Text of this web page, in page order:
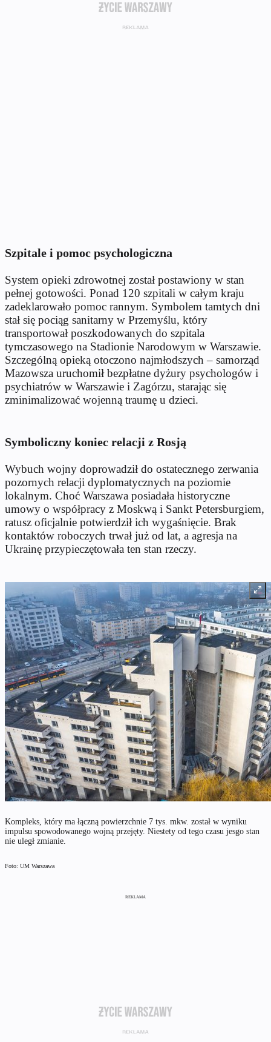
Szpitale i pomoc psychologiczna
System opieki zdrowotnej został postawiony w stan
pełnej gotowości. Ponad 120 szpitali w całym kraju
zadeklarowało pomoc rannym. Symbolem tamtych dni
stał się pociąg sanitarny w Przemyślu, który
transportował poszkodowanych do szpitala
tymczasowego na Stadionie Narodowym w Warszawie.
Szczególną opieką otoczono najmłodszych – samorząd
Mazowsza uruchomił bezpłatne dyżury psychologów i
psychiatrów w Warszawie i Zagórzu, starając się
zminimalizować wojenną traumę u dzieci.
Symboliczny koniec relacji z Rosją
Wybuch wojny doprowadził do ostatecznego zerwania
pozornych relacji dyplomatycznych na poziomie
lokalnym. Choć Warszawa posiadała historyczne
umowy o współpracy z Moskwą i Sankt Petersburgiem,
ratusz oficjalnie potwierdził ich wygaśnięcie. Brak
kontaktów roboczych trwał już od lat, a agresja na
Ukrainę przypieczętowała ten stan rzeczy.
Kompleks, który ma łączną powierzchnie 7 tys. mkw. został w wyniku
impulsu spowodowanego wojną przejęty. Niestety od tego czasu jesgo stan
nie uległ zmianie.
Foto: UM Warszawa
REKLAMA